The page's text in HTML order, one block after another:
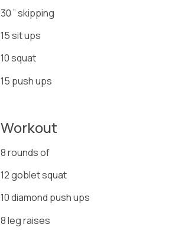
30 ” skipping
15 sit ups
10 squat
15 push ups
Workout
8 rounds of
12 goblet squat
10 diamond push ups
8 leg raises